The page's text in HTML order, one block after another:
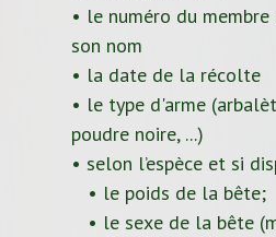
• le numéro du
son nom
• la date de la récolte
• le type d'arme
poudre noire, ...)
• selon l’espèce et si
• le poids de la bête;
• le sexe de la bête